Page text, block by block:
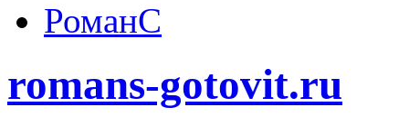
РоманС
romans-gotovit.ru